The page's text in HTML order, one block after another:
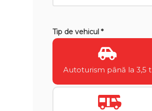
Tip de vehicul *
Autoturism până la 3,5 t